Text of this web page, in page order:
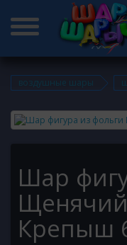
воздушные шары
Шар
Крепыш